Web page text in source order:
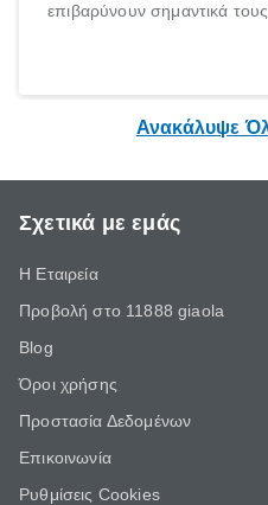
επιβαρύνουν σημαντικά τους
Εδώ ακριβώς έρχεται να
καλύπτουν μέρος του
Ανακάλυψε
Σχετικά με εμάς
Η Εταιρεία
Προβολή στο 11888 giaola
Blog
Όροι χρήσης
Προστασία Δεδομένων
Επικοινωνία
Ρυθμίσεις Cookies